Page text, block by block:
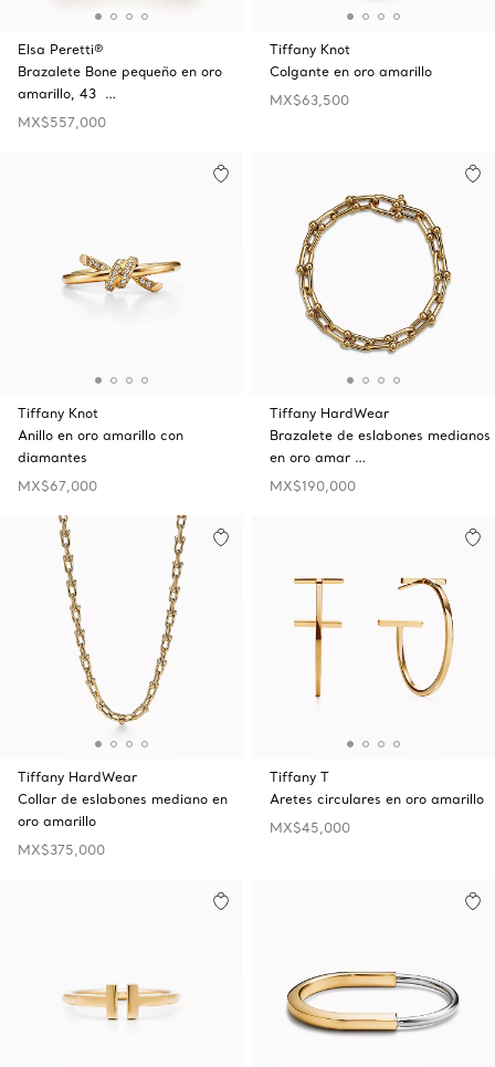
Elsa Peretti®
Brazalete Bone pequeño en oro
amarillo, 43 …
MX$557,000
Tiffany Knot
Colgante en oro amarillo
MX$63,500
Tiffany Knot
Anillo en oro amarillo con
diamantes
MX$67,000
Tiffany HardWear
Brazalete de eslabones medianos
en oro amar …
MX$190,000
Tiffany HardWear
Collar de eslabones mediano en
oro amarillo
MX$375,000
Tiffany T
Aretes circulares en oro amarillo
MX$45,000